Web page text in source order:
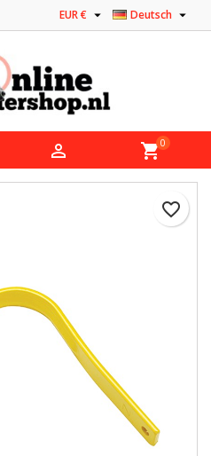
Deutsch 
EUR € 
 shopping_cart0
favorite_border